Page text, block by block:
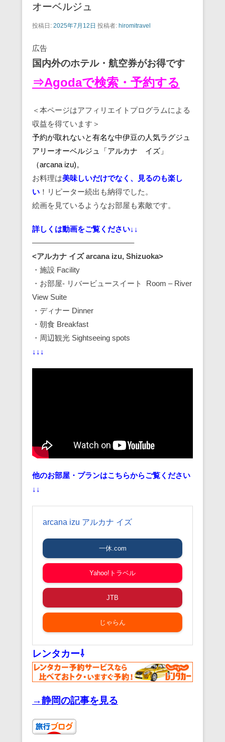
オーベルジュ
投稿日: 2025年7月12日 投稿者: hiromitravel
広告
国内外のホテル・航空券がお得です
⇒Agodaで検索・予約する
＜本ページはアフィリエイトプログラムによる
収益を得ています＞
予約が取れないと有名な中伊豆の人気ラグジュ
アリーオーベルジュ「アルカナ イズ」
（arcana izu)。
お料理は美味しいだけでなく、見るのも楽し
い ！リピーター続出も納得でした。
絵画を見ているようなお部屋も素敵です。
詳しくは動画をご覧ください↓↓
—————————————–
<アルカナ イズ arcana izu, Shizuoka>
・施設 Facility
・お部屋- リバービュースイート Room – River
View Suite
・ディナー Dinner
・朝食 Breakfast
・周辺観光 Sightseeing spots
↓↓↓
他のお部屋・プランはこちらからご覧ください
↓↓
arcana izu アルカナ イズ
一休.com
Yahoo!トラベル
JTB
じゃらん
レンタカー⇩
→静岡の記事を見る